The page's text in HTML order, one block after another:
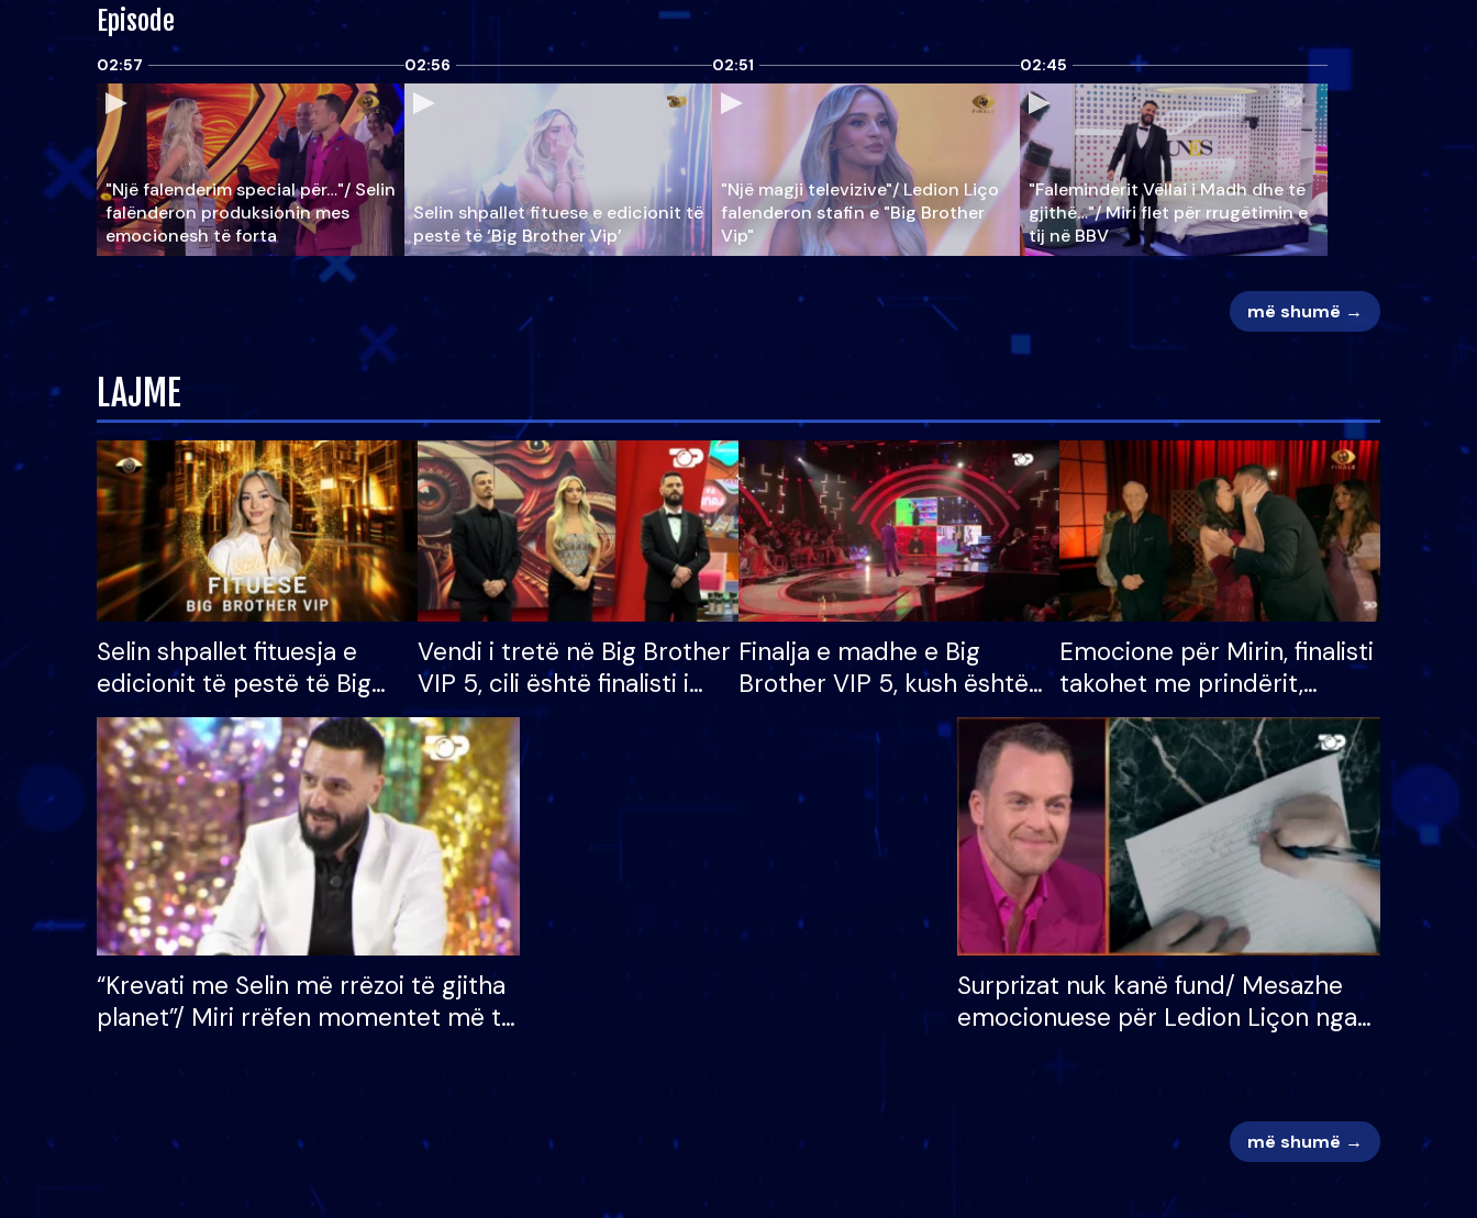
Episode
02:57
"Një falenderim special për…"/ Selin
falënderon produksionin mes
emocionesh të forta
02:56
Selin shpallet fituese e edicionit të
pestë të ‘Big Brother Vip’
02:51
"Një magji televizive"/ Ledion Liço
falenderon stafin e "Big Brother
Vip"
02:45
"Faleminderit Vëllai i Madh dhe të
gjithë…"/ Miri flet për rrugëtimin e
tij në BBV
më shumë →
LAJME
Selin shpallet fituesja e
edicionit të pestë të Big
Brother VIP, rrëmben
çmimin e madh prej 100
mijë eurosh
Vendi i tretë në Big Brother
VIP 5, cili është finalisti i
radhës që lë shtëpinë
Finalja e madhe e Big
Brother VIP 5, kush është
banori i parë që lë shtëpinë
dhe humb mundësinë për
të fituar çmimin e madh
Emocione për Mirin, finalisti
takohet me prindërit,
vajzën dhe bashkëshorten:
S’kemi ndonjë letër divorci
apo jo?
“Krevati me Selin më rrëzoi të gjitha
planet”/ Miri rrëfen momentet më të
mungojë zilja e mëngjesit kur…
Surprizat nuk kanë fund/ Mesazhe
emocionuese për Ledion Liçon nga
më shumë →